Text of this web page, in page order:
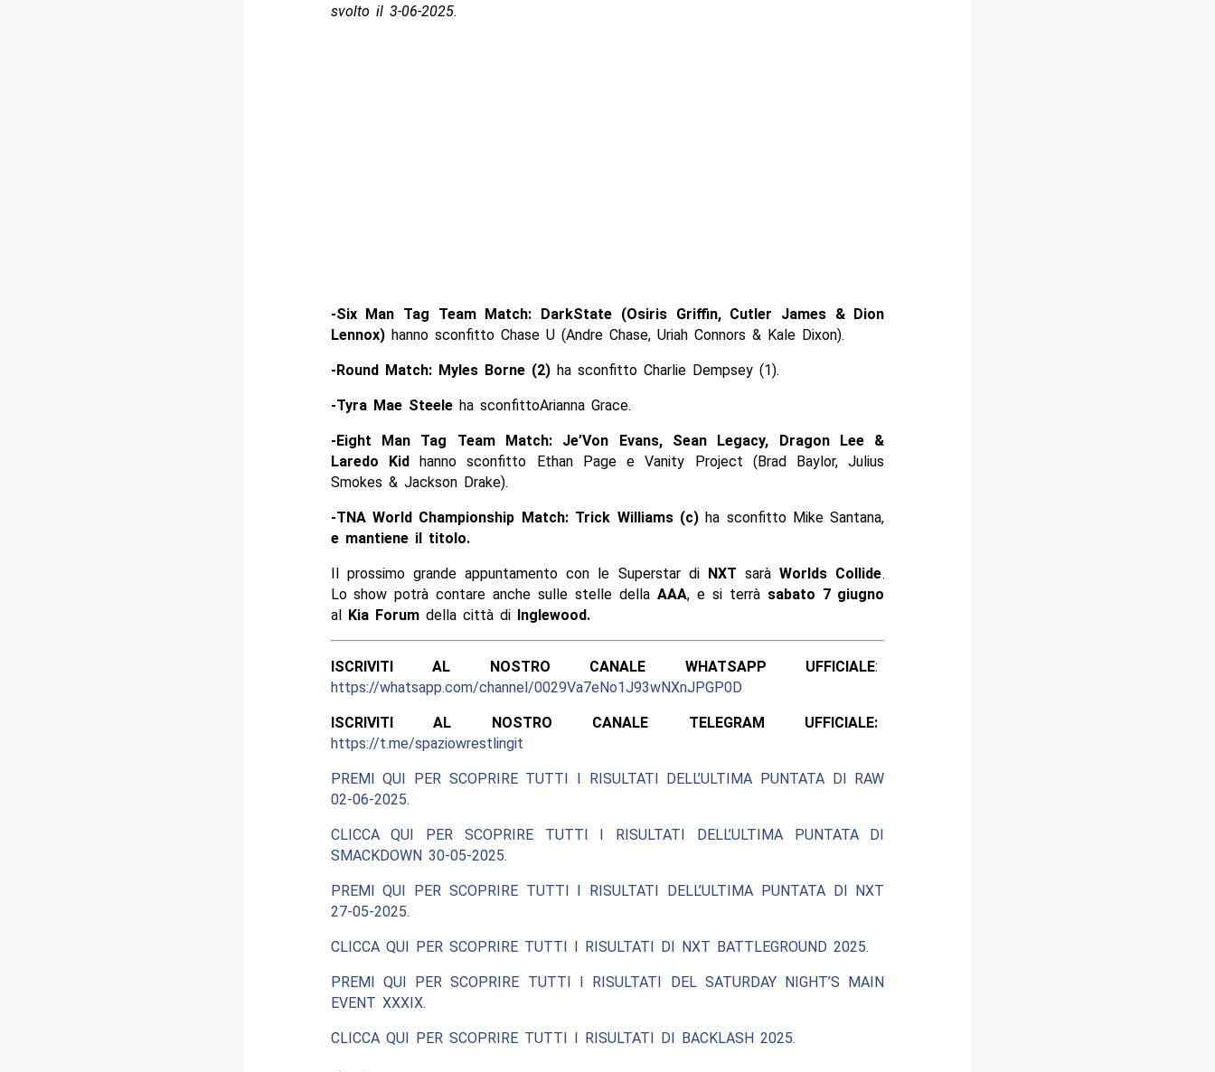
svolto il 3-06-2025.
-Six Man Tag Team Match: DarkState (Osiris Griffin, Cutler James & Dion
Lennox) hanno sconfitto Chase U (Andre Chase, Uriah Connors & Kale Dixon).
-Round Match: Myles Borne (2) ha sconfitto Charlie Dempsey (1).
-Tyra Mae Steele ha sconfittoArianna Grace.
-Eight Man Tag Team Match: Je’Von Evans, Sean Legacy, Dragon Lee &
Laredo Kidhanno sconfitto Ethan Page e Vanity Project (Brad Baylor, Julius
Smokes & Jackson Drake).
-TNA World Championship Match: Trick Williams (c)ha sconfitto Mike Santana,
e mantiene il titolo.
Il prossimo grande appuntamento con le Superstar di NXTsaràWorlds Collide.
Lo show potrà contare anche sulle stelle della AAA, e si terrà sabato 7 giugno
al Kia Forum della città di Inglewood.
ISCRIVITI AL NOSTRO CANALE WHATSAPP UFFICIALE:
https://whatsapp.com/channel/0029Va7eNo1J93wNXnJPGP0D
ISCRIVITI AL NOSTRO CANALE TELEGRAM UFFICIALE:
https://t.me/spaziowrestlingit
PREMI QUI PER SCOPRIRE TUTTI I RISULTATI DELL’ULTIMA PUNTATA DI RAW
02-06-2025.
CLICCA QUI PER SCOPRIRE TUTTI I RISULTATI DELL’ULTIMA PUNTATA DI
SMACKDOWN 30-05-2025.
PREMI QUI PER SCOPRIRE TUTTI I RISULTATI DELL’ULTIMA PUNTATA DI NXT
27-05-2025.
CLICCA QUI PER SCOPRIRE TUTTI I RISULTATI DI NXT BATTLEGROUND 2025.
PREMI QUI PER SCOPRIRE TUTTI I RISULTATI DEL SATURDAY NIGHT’S MAIN
EVENT XXXIX.
CLICCA QUI PER SCOPRIRE TUTTI I RISULTATI DI BACKLASH 2025.